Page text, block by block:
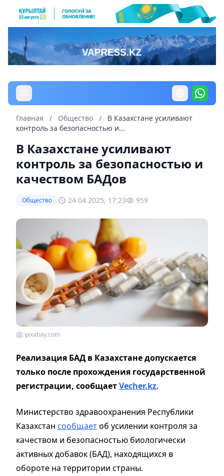
Главная / Общество /
В Казахстане усиливают
контроль за безопасностью и...
В Казахстане усиливают
контроль за безопасностью и
качеством БАДов
Общество 24.04.2025, 17:23 959
pixabay.com
Реализация БАД в Казахстане допускается
только после прохождения государственной
регистрации, сообщаетVecher.kz.
Министерство здравоохранения Республики
Казахстан сообщаетоб усилении контроля за
качеством и безопасностью биологически
активных добавок (БАД), находящихся в
обороте на территории страны.